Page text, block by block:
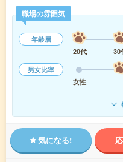
職場の雰囲気
年齢層
20代
30
男女比率
女性
気になる!